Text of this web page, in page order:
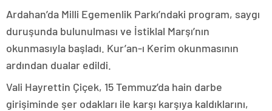
Ardahan’da Milli Egemenlik Parkı’ndaki program, saygı
duruşunda bulunulması ve İstiklal Marşı’nın
okunmasıyla başladı. Kur’an-ı Kerim okunmasının
ardından dualar edildi.
Vali Hayrettin Çiçek, 15 Temmuz’da hain darbe
girişiminde şer odakları ile karşı karşıya kaldıklarını,